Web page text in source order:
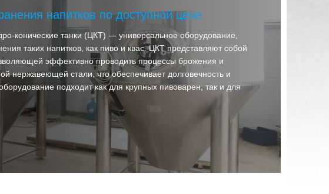
напитков по доступной цене
конические танки (ЦКТ) — универсальное оборудование,
таких напитков, как пиво и квас. ЦКТ представляют собой
эффективно проводить процессы брожения и
нержавеющей стали, что обеспечивает долговечность и
подходит как для крупных пивоварен, так и для